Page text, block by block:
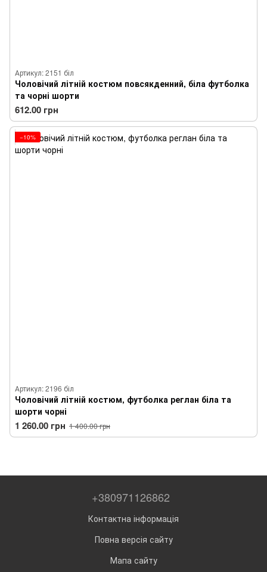
Артикул: 2151 біл
Чоловічий літній костюм повсякденний, біла футболка
та чорні шорти
612.00 грн
−10%
Артикул: 2196 біл
Чоловічий літній костюм, футболка реглан біла та
шорти чорні
1 260.00 грн 1 400.00 грн
+380971126862
Контактна інформація
Повна версія сайту
Мапа сайту